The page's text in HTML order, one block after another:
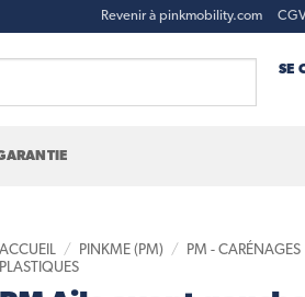
Revenir à pinkmobility.com
SE
ACCUEIL / PINKME (PM) /
PM - CARÉNAGES
PLASTIQUES